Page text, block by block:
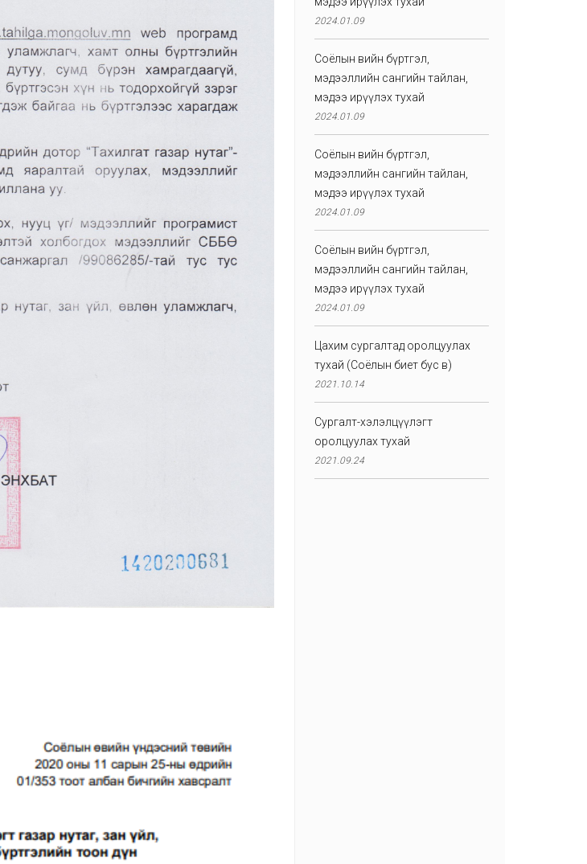
2024.01.09
Соёлын өвийн бүртгэл,
мэдээллийн сангийн тайлан,
мэдээ ирүүлэх тухай
2024.01.09
Соёлын өвийн бүртгэл,
мэдээллийн сангийн тайлан,
мэдээ ирүүлэх тухай
2024.01.09
Соёлын өвийн бүртгэл,
мэдээллийн сангийн тайлан,
мэдээ ирүүлэх тухай
2024.01.09
Цахим сургалтад оролцуулах
тухай (Соёлын биет бус өв)
2021.10.14
Сургалт-хэлэлцүүлэгт
оролцуулах тухай
2021.09.24